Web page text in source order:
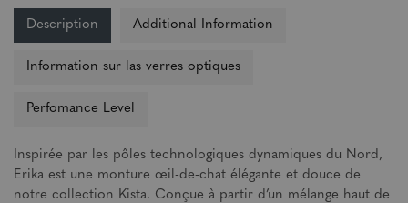
Description Additional Information
Information sur las verres optiques
Perfomance Level
Inspirée par les pôles technologiques dynamiques du Nord,
Erika est une monture œil-de-chat élégante et douce de
notre collection Kista. Conçue à partir d’un mélange haut de